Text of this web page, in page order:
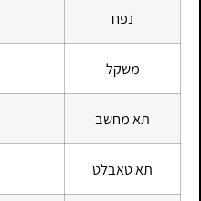
נפח
משקל
תא מחשב
תא טאבלט